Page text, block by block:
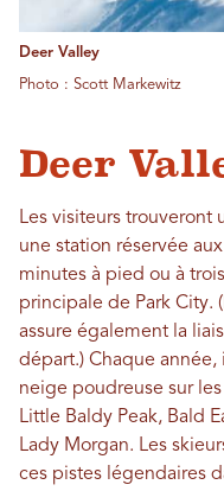
Deer Valley
Photo : Scott Markewitz
Deer
Les visiteurs trouveront
une station réservée
minutes à pied ou à
principale de Park City.
assure également la
départ.) Chaque
neige poudreuse sur
Little Baldy Peak, Bald
Lady Morgan. Les
ces pistes légendaires